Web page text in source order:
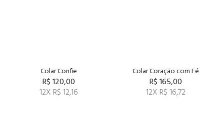
Colar Confie
R$ 120,00
12X R$ 12,16
Colar Coração com Fé
R$ 165,00
12X R$ 16,72